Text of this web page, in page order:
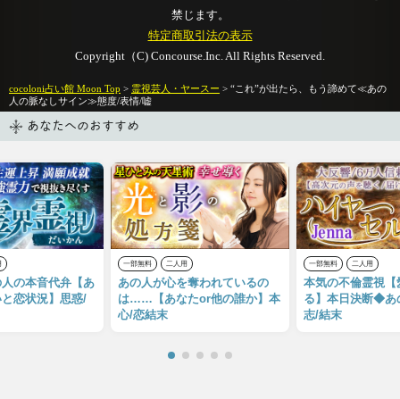
禁じます。
特定商取引法の表示
Copyright（C) Concourse.Inc. All Rights Reserved.
cocoloni占い館 Moon Top > 霊視芸人・ヤースー > “これ”が出たら、もう諦めて≪あの
人の脈なしサイン≫態度/表情/嘘
あなたへのおすすめ
の本音代弁【あ
恋状況】思惑/
一部無料 二人用
あの人が心を奪われているの
は……【あなたor他の誰か】本
心/恋結末
一部無料 二人用
本気の不倫霊視
る】本日決断◆あ
志/結末